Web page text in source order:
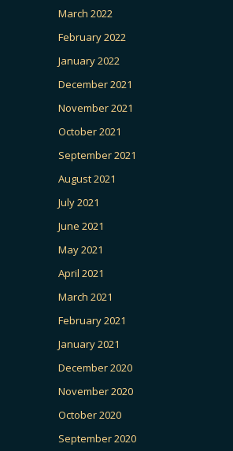
March 2022
February 2022
January 2022
December 2021
November 2021
October 2021
September 2021
August 2021
July 2021
June 2021
May 2021
April 2021
March 2021
February 2021
January 2021
December 2020
November 2020
October 2020
September 2020